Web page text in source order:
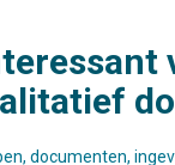
documenten,